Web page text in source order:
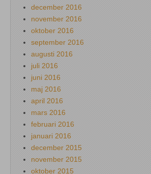
december 2016
november 2016
oktober 2016
september 2016
augusti 2016
juli 2016
juni 2016
maj 2016
april 2016
mars 2016
februari 2016
januari 2016
december 2015
november 2015
oktober 2015